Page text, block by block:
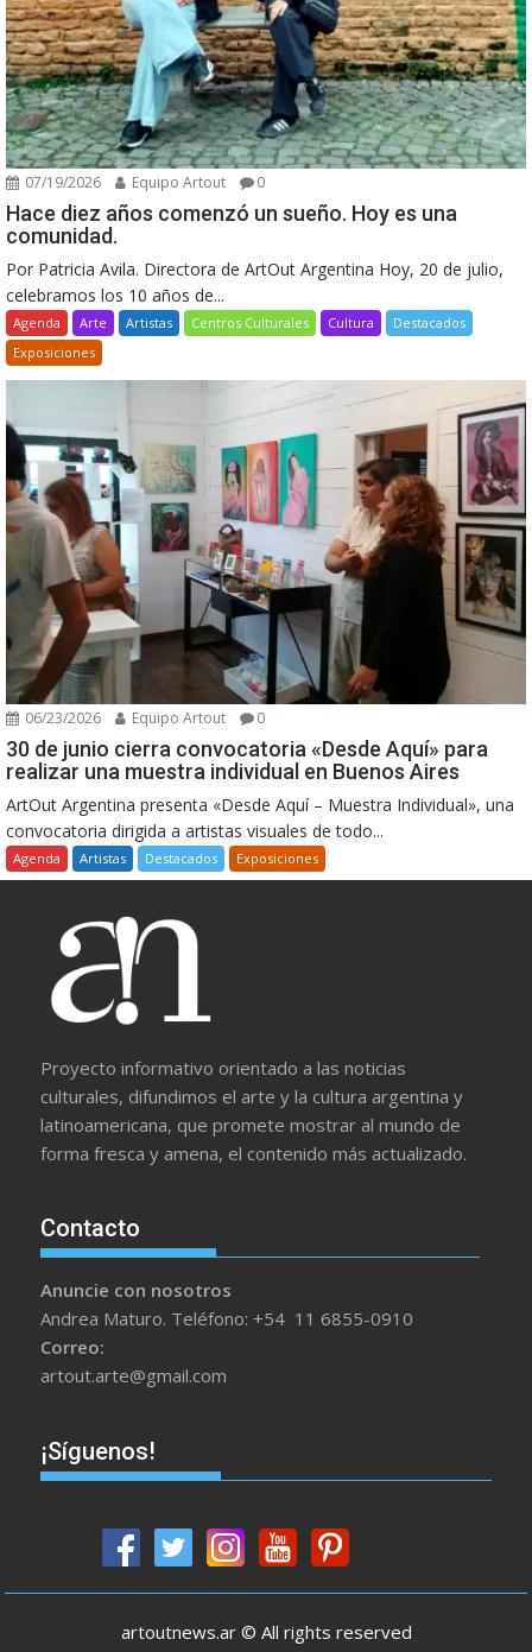
07/19/2026 Equipo Artout 0
Hace diez años comenzó un sueño. Hoy es una
comunidad.
Por Patricia Avila. Directora de ArtOut Argentina Hoy, 20 de julio,
celebramos los 10 años de...
Agenda Arte Artistas Centros Culturales Cultura
Destacados
Exposiciones
06/23/2026 Equipo Artout 0
30 de junio cierra convocatoria «Desde Aquí» para
realizar una muestra individual en Buenos Aires
ArtOut Argentina presenta «Desde Aquí – Muestra Individual», una
convocatoria dirigida a artistas visuales de todo...
Agenda Artistas Destacados Exposiciones
Proyecto informativo orientado a las noticias
culturales, difundimos el arte y la cultura argentina y
latinoamericana, que promete mostrar al mundo de
forma fresca y amena, el contenido más actualizado.
Contacto
Anuncie con nosotros
Andrea Maturo. Teléfono: +54 11 6855-0910
Correo:
artout.arte@gmail.com
¡Síguenos!
artoutnews.ar © All rights reserved